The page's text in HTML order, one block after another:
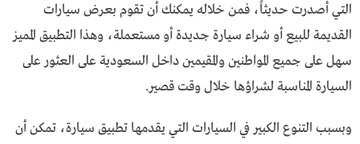
التي أصدرت حديثاً، فمن خلاله يمكنك أن تقوم بعرض سيارات
القديمة للبيع أو شراء سيارة جديدة أو مستعملة، وهذا التطبيق المميز
سهل على جميع المواطنين والمقيمين داخل السعودية على العثور على
السيارة المناسبة لشراؤها خلال وقت قصير.
وبسبب التنوع الكبير في السيارات التي يقدمها تطبيق سيارة، تمكن أن